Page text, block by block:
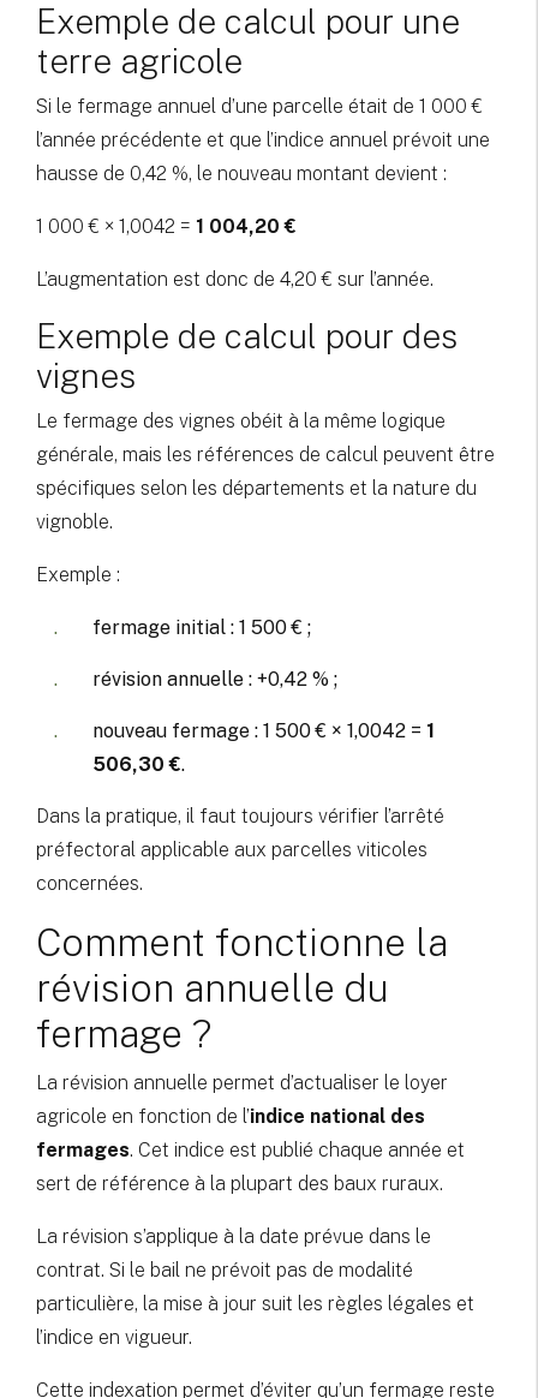
Exemple de calcul pour une
terre agricole
Si le fermage annuel d’une parcelle était de 1 000 €
l’année précédente et que l’indice annuel prévoit une
hausse de 0,42 %, le nouveau montant devient :
1 000 € × 1,0042 = 1 004,20 €
L’augmentation est donc de 4,20 € sur l’année.
Exemple de calcul pour des
vignes
Le fermage des vignes obéit à la même logique
générale, mais les références de calcul peuvent être
spécifiques selon les départements et la nature du
vignoble.
Exemple :
fermage initial : 1 500 € ;
révision annuelle : +0,42 % ;
nouveau fermage : 1 500 € × 1,0042 = 1
506,30 €.
Dans la pratique, il faut toujours vérifier l’arrêté
préfectoral applicable aux parcelles viticoles
concernées.
Comment fonctionne la
révision annuelle du
fermage ?
La révision annuelle permet d’actualiser le loyer
agricole en fonction de l’indice national des
fermages. Cet indice est publié chaque année et
sert de référence à la plupart des baux ruraux.
La révision s’applique à la date prévue dans le
contrat. Si le bail ne prévoit pas de modalité
particulière, la mise à jour suit les règles légales et
l’indice en vigueur.
Cette indexation permet d’éviter qu’un fermage reste